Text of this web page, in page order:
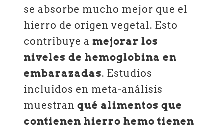
se absorbe mucho mejor que el
hierro de origen vegetal. Esto
contribuye amejorar los
niveles de hemoglobina en
embarazadas. Estudios
incluidos en meta-análisis
muestranqué alimentos que
contienen hierro hemo tienen